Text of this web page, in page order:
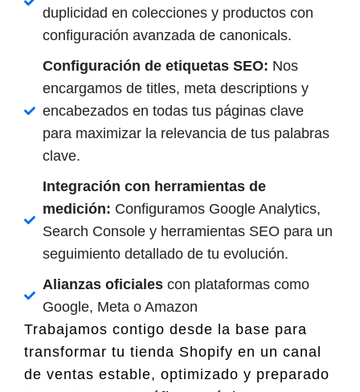
duplicidad en colecciones y productos con
configuración avanzada de canonicals.
Configuración de etiquetas SEO: Nos
encargamos de titles, meta descriptions y
encabezados en todas tus páginas clave
para maximizar la relevancia de tus palabras
clave.
Integración con herramientas de
medición: Configuramos Google Analytics,
Search Console y herramientas SEO para un
seguimiento detallado de tu evolución.
Alianzas oficialescon plataformas como
Google, Meta o Amazon
Trabajamos contigo desde la base para
transformar tu tienda Shopify en un canal
de ventas estable, optimizado y preparado